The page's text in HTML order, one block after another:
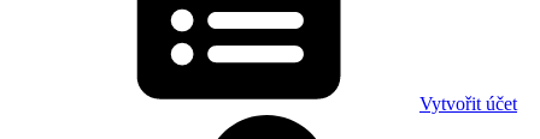
Vytvořit účet